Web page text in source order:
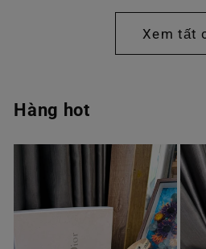
Xem tất
Hàng hot